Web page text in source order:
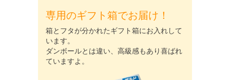
専用のギフト箱でお届け！
箱とフタが分かれたギフト箱にお入れして
います。
ダンボールとは違い、高級感もあり喜ばれ
ていますよ。